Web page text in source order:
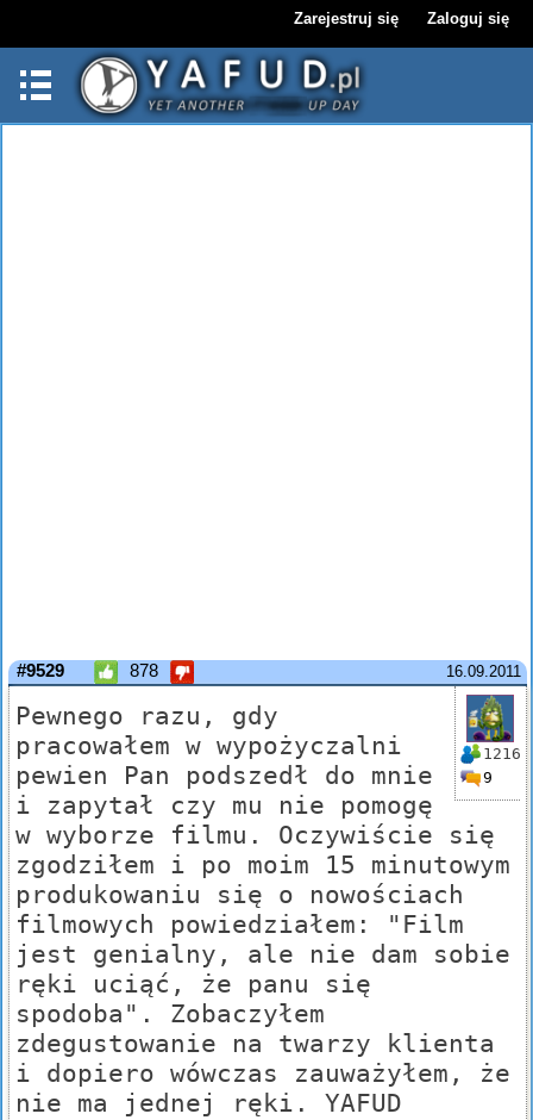
Zarejestruj się Zaloguj się
16.09.2011
#9529 878
1216
9
Pewnego razu, gdy
pracowałem w wypożyczalni
pewien Pan podszedł do mnie
i zapytał czy mu nie pomogę
w wyborze filmu. Oczywiście się
zgodziłem i po moim 15 minutowym
produkowaniu się o nowościach
filmowych powiedziałem: "Film
jest genialny, ale nie dam sobie
ręki uciąć, że panu się
spodoba". Zobaczyłem
zdegustowanie na twarzy klienta
i dopiero wówczas zauważyłem, że
nie ma jednej ręki. YAFUD